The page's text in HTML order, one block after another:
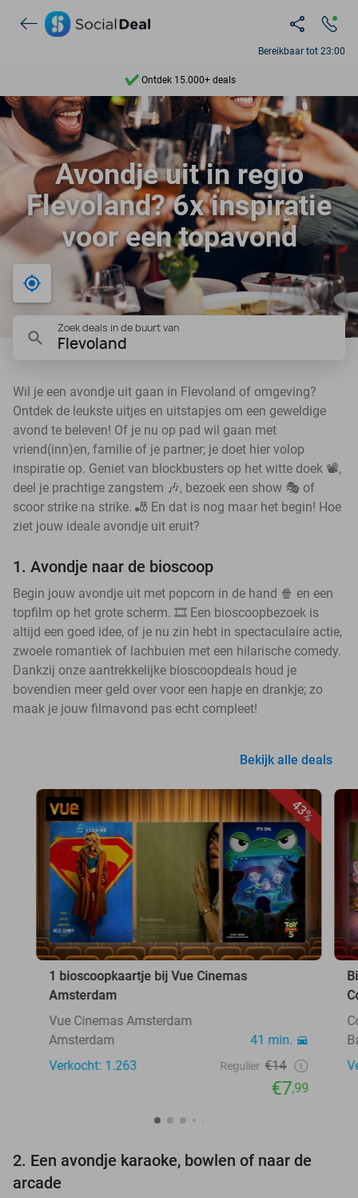
Bereikbaar tot 23:00
Ontdek 15.000+ deals
7 dagen per week beschikbaar
10+ miljoen leden
9,4
Ontdek 15.000+ deals
Avondje uit in regio
Flevoland? 6x inspiratie
voor een topavond
Bij mij in de buurt
Zoek deals in de buurt van
Flevoland
Wil je een avondje uit gaan in Flevoland of omgeving?
Ontdek de leukste uitjes en uitstapjes om een geweldige
avond te beleven! Of je nu op pad wil gaan met
vriend(inn)en, familie of je partner; je doet hier volop
inspiratie op. Geniet van blockbusters op het witte doek 📽️,
deel je prachtige zangstem 🎶, bezoek een show 🎭 of
scoor strike na strike. 🎳 En dat is nog maar het begin! Hoe
ziet jouw ideale avondje uit eruit?
1. Avondje naar de bioscoop
Begin jouw avondje uit met popcorn in de hand 🍿 en een
topfilm op het grote scherm. 🎞️ Een bioscoopbezoek is
altijd een goed idee, of je nu zin hebt in spectaculaire actie,
zwoele romantiek of lachbuien met een hilarische comedy.
Dankzij onze aantrekkelijke bioscoopdeals houd je
bovendien meer geld over voor een hapje en drankje; zo
maak je jouw filmavond pas echt compleet!
Bekijk alle deals
43%
1 bioscoopkaartje bij Vue Cinemas
Amsterdam
Vue Cinemas Amsterdam
Amsterdam
41 min.
Verkocht: 1.263
Regulier €14
€7,99
2. Een avondje karaoke, bowlen of naar de
arcade